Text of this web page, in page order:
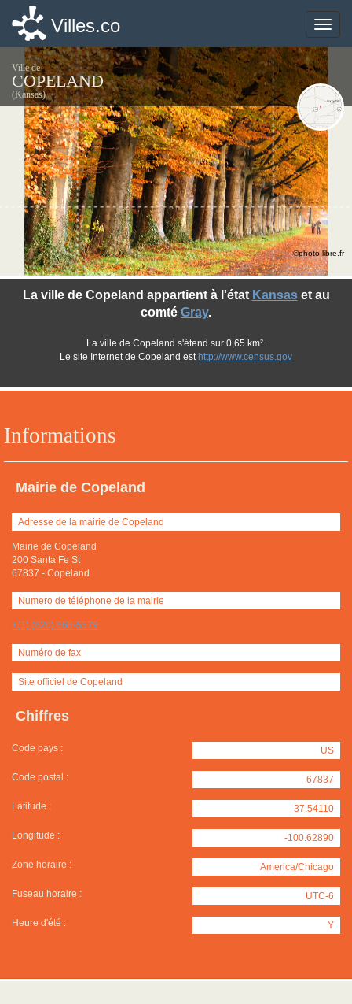
Toggle
Villes.co
Ville de
COPELAND
(Kansas)
Informations
Mairie de Copeland
Adresse de la mairie de Copeland
Mairie de Copeland
200 Santa Fe St
67837 - Copeland
Numero de téléphone de la mairie
+(1) (620) 668-5579
Numéro de fax
Site officiel de Copeland
Chiffres
Code pays : US
Code postal : 67837
Latitude : 37.54110
Longitude : -100.62890
Zone horaire : America/Chicago
Fuseau horaire : UTC-6
Heure d'été : Y
La ville de Copeland appartient à l'état Kansaset au
comté Gray.
La ville de Copeland s'étend sur 0,65 km².
Le site Internet de Copeland est http://www.census.gov
©photo-libre.fr
Toggle
Villes.co